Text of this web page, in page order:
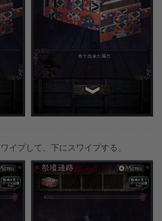
イプして、下にスワイプする。